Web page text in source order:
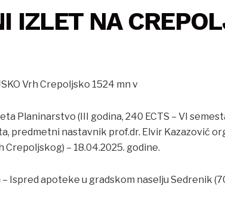
IZLET NA
Vrh Crepoljsko 1524 mn v
Planinarstvo (III godina, 240 ECTS – VI
predmetni nastavnik prof.dr. Elvir Kazazović
– 18.04.2025. godine.
Ispred apoteke u gradskom naselju Sedrenik